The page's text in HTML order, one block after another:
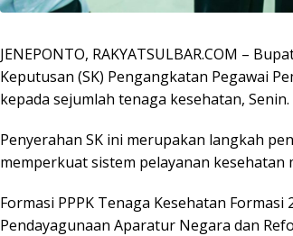
JENEPONTO, RAKYATSULBAR.COM –
Keputusan (SK) Pengangkatan Pegawai
kepada sejumlah tenaga kesehatan, Senin.
Penyerahan SK ini merupakan langkah
memperkuat sistem pelayanan kesehatan
Formasi PPPK Tenaga Kesehatan
Pendayagunaan Aparatur Negara dan